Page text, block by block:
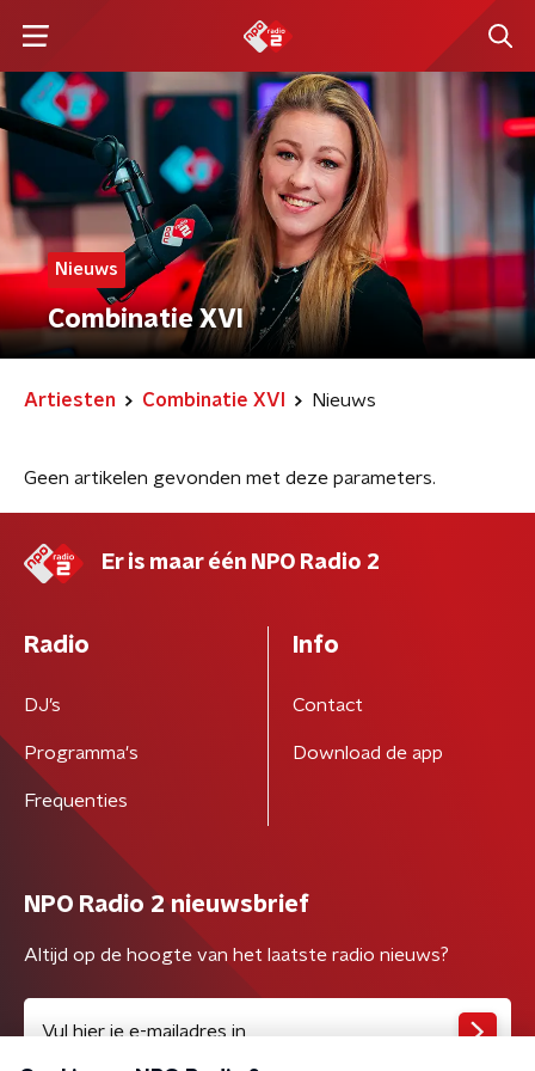
Nieuws
Combinatie XVI
Artiesten Combinatie XVI Nieuws
Geen artikelen gevonden met deze parameters.
Er is maar één NPO Radio 2
Radio
DJ’s
Programma's
Frequenties
Info
Contact
Download de app
NPO Radio 2 nieuwsbrief
Altijd op de hoogte van het laatste radio nieuws?